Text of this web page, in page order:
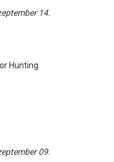
14.
Hunting
09.